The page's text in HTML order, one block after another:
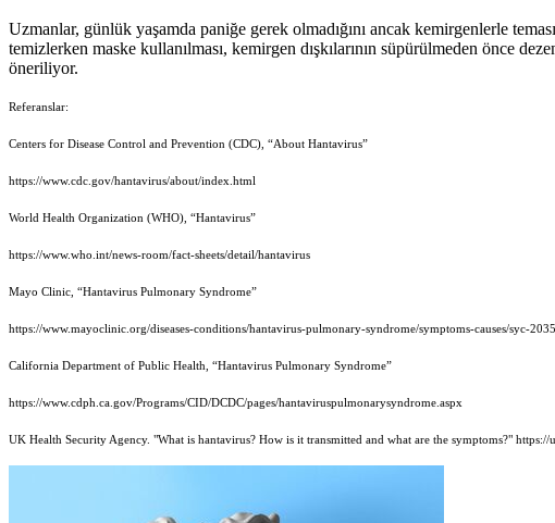
Uzmanlar, günlük yaşamda paniğe gerek olmadığını ancak kemirgenlerle
temizlerken maske kullanılması, kemirgen dışkılarının süpürülmeden önce
öneriliyor.
Referanslar:
Centers for Disease Control and Prevention (CDC), “About Hantavirus”
https://www.cdc.gov/hantavirus/about/index.html
World Health Organization (WHO), “Hantavirus”
https://www.who.int/news-room/fact-sheets/detail/hantavirus
Mayo Clinic, “Hantavirus Pulmonary Syndrome”
https://www.mayoclinic.org/diseases-conditions/hantavirus-pulmonary-syndrome/symptoms-causes/syc-
California Department of Public Health, “Hantavirus Pulmonary Syndrome”
https://www.cdph.ca.gov/Programs/CID/DCDC/pages/hantaviruspulmonarysyndrome.aspx
UK Health Security Agency. "What is hantavirus? How is it transmitted and what are the symptoms?"